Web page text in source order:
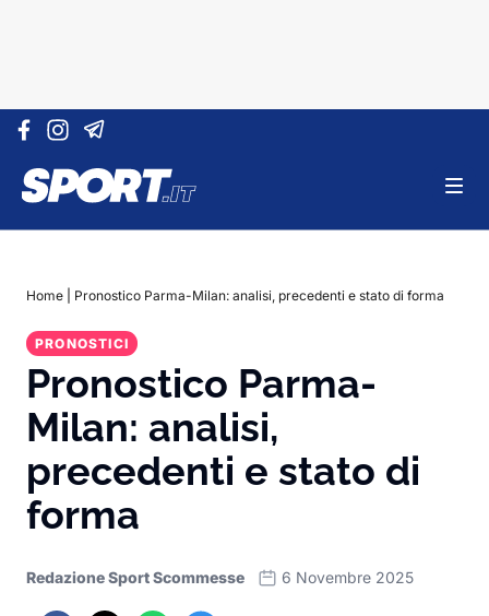
Vai al contenuto
Home Pronostico Parma-Milan: analisi, precedenti e stato di forma
PRONOSTICI
Pronostico Parma-
Milan: analisi,
precedenti e stato di
forma
Redazione Sport Scommesse 6 Novembre 2025